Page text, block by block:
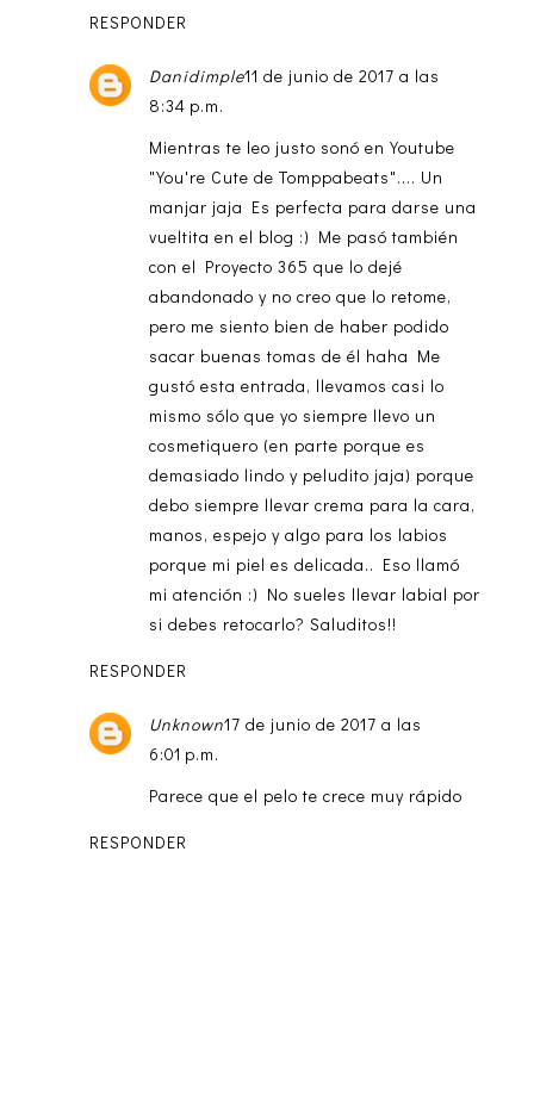
RESPONDER
Danidimple11 de junio de 2017 a las
8:34 p.m.
Mientras te leo justo sonó en Youtube
"You're Cute de Tomppabeats".... Un
manjar jaja Es perfecta para darse una
vueltita en el blog :) Me pasó también
con el Proyecto 365 que lo dejé
abandonado y no creo que lo retome,
pero me siento bien de haber podido
sacar buenas tomas de él haha Me
gustó esta entrada, llevamos casi lo
mismo sólo que yo siempre llevo un
cosmetiquero (en parte porque es
demasiado lindo y peludito jaja) porque
debo siempre llevar crema para la cara,
manos, espejo y algo para los labios
porque mi piel es delicada.. Eso llamó
mi atención :) No sueles llevar labial por
si debes retocarlo? Saluditos!!
RESPONDER
Unknown17 de junio de 2017 a las
6:01 p.m.
Parece que el pelo te crece muy rápido
RESPONDER